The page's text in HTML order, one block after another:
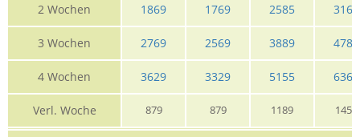
2 Wochen 1869 1769 2585 3169
3 Wochen 2769 2569 3889 4789
4 Wochen 3629 3329 5155 6369
Verl. Woche 879 879 1189 1459